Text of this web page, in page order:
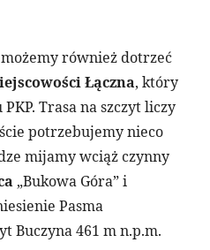
również dotrzeć
Łączna, który
Trasa na szczyt liczy
potrzebujemy nieco
mijamy wciąż czynny
„Bukowa Góra” i
Pasma
Buczyna 461 m n.p.m.